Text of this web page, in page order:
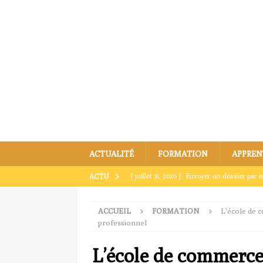
ACTUALITÉ FORMATION
ACTU [ juillet 31, 2026 ] Envoyer un dossier par
[ juillet 23, 2026 ] Envoyer un dossier par
[ août 4, 2026 ] 3 astuces pour bien
ACCUEIL FORMATION
L’école de
professionnel
L’école de